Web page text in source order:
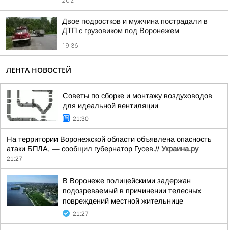
Двое подростков и мужчина пострадали в
ДТП с грузовиком под Воронежем
19:36
ЛЕНТА НОВОСТЕЙ
Советы по сборке и монтажу воздуховодов
для идеальной вентиляции
21:30
На территории Воронежской области объявлена опасность
атаки БПЛА, — сообщил губернатор Гусев.// Украина.ру
21:27
В Воронеже полицейскими задержан
подозреваемый в причинении телесных
повреждений местной жительнице
21:27